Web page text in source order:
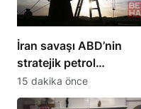
İran savaşı ABD’nin
stratejik petrol
rezervlerini 43 yılın en
düşük seviyesine çekti
15 dakika önce